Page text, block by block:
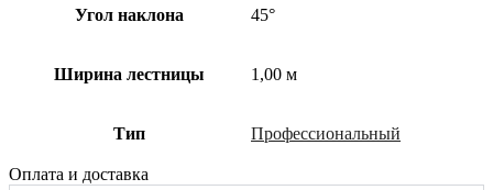
Угол наклона 45°
Ширина лестницы 1,00 м
Тип Профессиональный
Оплата и доставка